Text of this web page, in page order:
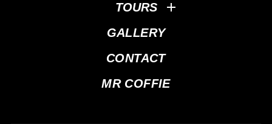
TOURS
GALLERY
CONTACT
MR COFFIE